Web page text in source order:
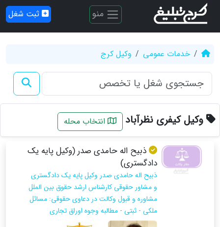
منو ثبت شغل
خدمات عمومی وکیل کرج
وکیل کیفری نظرآباد انتخاب محله
ذبیح اله حامدی صدر (وکیل پایه یک
دادگستری)
ذبیح اله حامدی صدر وکیل پایه یک دادگستری
و مشاور حقوقی کارشناس ارشد حقوق بین الملل
مشاوره و قبول وکالت در دعاوی حقوقی: مسائل
ملکی - ثبتی - مطالبه وجوه اوراق تجاری